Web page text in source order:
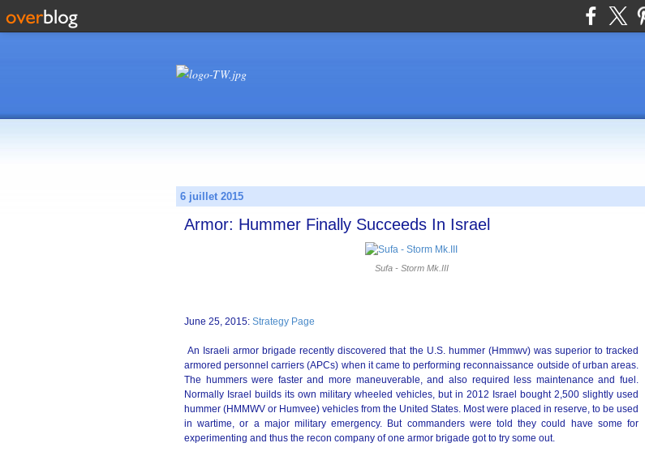
6 juillet 2015
Armor: Hummer Finally Succeeds In Israel
Sufa - Storm Mk.III
June 25, 2015: Strategy Page
An Israeli armor brigade recently discovered that the U.S. hummer (Hmmwv) was superior to tracked
armored personnel carriers (APCs) when it came to performing reconnaissance outside of urban areas.
The hummers were faster and more maneuverable, and also required less maintenance and fuel.
Normally Israel builds its own military wheeled vehicles, but in 2012 Israel bought 2,500 slightly used
hummer (HMMWV or Humvee) vehicles from the United States. Most were placed in reserve, to be used
in wartime, or a major military emergency. But commanders were told they could have some for
experimenting and thus the recon company of one armor brigade got to try some out.